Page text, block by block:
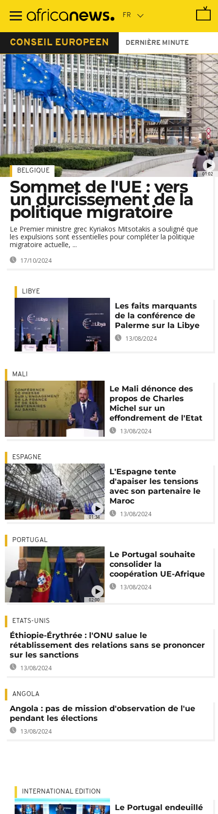
contenu
CONSEIL EUROPEEN DERNIÈRE MINUTE
01:02
BELGIQUE
Sommet de l'UE : vers
un durcissement de la
politique migratoire
Le Premier ministre grec Kyriakos Mitsotakis a souligné que
les expulsions sont essentielles pour compléter la politique
migratoire actuelle, ...
17/10/2024
LIBYE
Les faits marquants
de la conférence de
Palerme sur la Libye
13/08/2024
MALI
Le Mali dénonce des
propos de Charles
Michel sur un
effondrement de l'Etat
13/08/2024
01:34
ESPAGNE
L'Espagne tente
d'apaiser les tensions
avec son partenaire le
Maroc
13/08/2024
02:00
PORTUGAL
Le Portugal souhaite
consolider la
coopération UE-Afrique
13/08/2024
ETATS-UNIS
Éthiopie-Érythrée : l'ONU salue le
rétablissement des relations sans se prononcer
sur les sanctions
13/08/2024
ANGOLA
Angola : pas de mission d'observation de l'ue
pendant les élections
13/08/2024
INTERNATIONAL EDITION
Le Portugal endeuillé